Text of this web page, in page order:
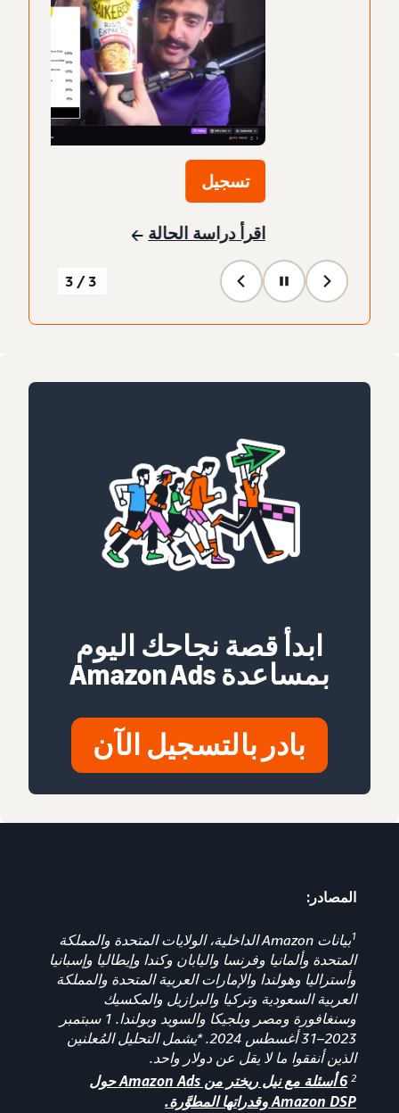
اقرأ دراسة الحالة
3/3
ابدأ قصة نجاحك اليوم
بمساعدة Amazon Ads
بادر بالتسجيل الآن
المصادر:
1
بيانات Amazon الداخلية، الولايات المتحدة والمملكة
المتحدة وألمانيا وفرنسا واليابان وكندا وإيطاليا وإسبانيا
وأستراليا وهولندا والإمارات العربية المتحدة والمملكة
العربية السعودية وتركيا والبرازيل والمكسيك
وسنغافورة ومصر وبلجيكا والسويد وبولندا. 1 سبتمبر
2023
–
31 أغسطس 2024. *يشمل التحليل المُعلنين
الذين أنفقوا ما لا يقل عن دولار واحد.
2
6 أسئلة مع نيل ريختر من Amazon Ads حول
Amazon DSP وقدراتها المطوَّرة.